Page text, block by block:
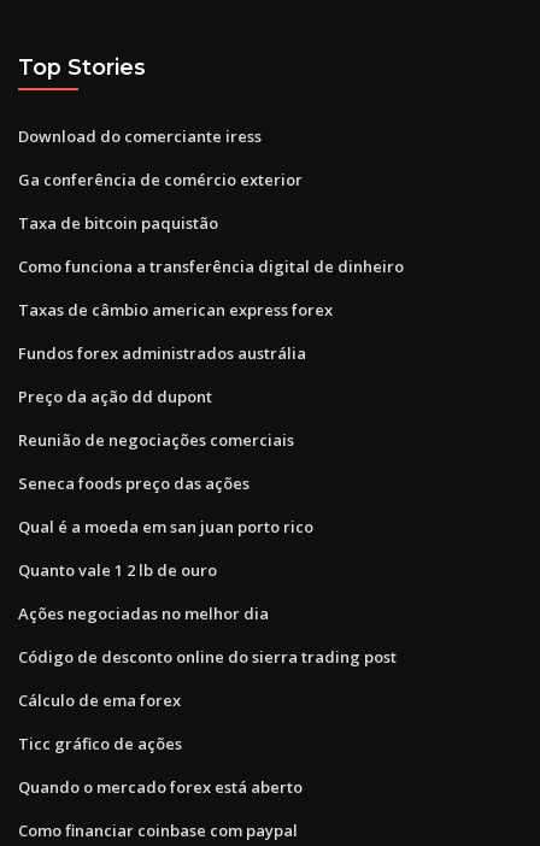
Top Stories
Download do comerciante iress
Ga conferência de comércio exterior
Taxa de bitcoin paquistão
Como funciona a transferência digital de dinheiro
Taxas de câmbio american express forex
Fundos forex administrados austrália
Preço da ação dd dupont
Reunião de negociações comerciais
Seneca foods preço das ações
Qual é a moeda em san juan porto rico
Quanto vale 1 2 lb de ouro
Ações negociadas no melhor dia
Código de desconto online do sierra trading post
Cálculo de ema forex
Ticc gráfico de ações
Quando o mercado forex está aberto
Como financiar coinbase com paypal